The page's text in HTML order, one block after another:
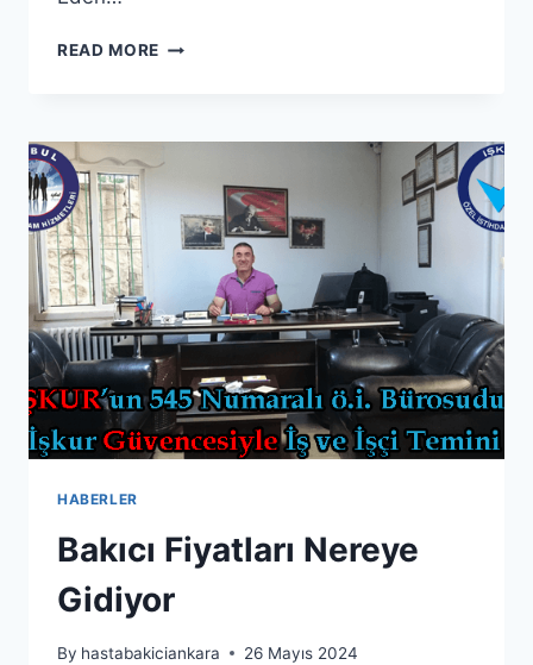
READ MORE HASTA
HABERLER
Bakıcı Fiyatları Nereye
Gidiyor
By hastabakiciankara 26 Mayıs 2024